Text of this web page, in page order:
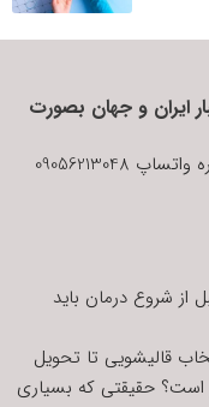
ایران و جهان بصورت
جهت ارتباط با مدیر رسانه می توانید به شماره واتساپ 09056213048
از شروع درمان باید
قالیشویی تا تحویل
است؟ حقیقتی که بسیاری